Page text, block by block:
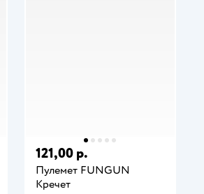
121,00 р.
Пулемет FUNGUN
Кречет